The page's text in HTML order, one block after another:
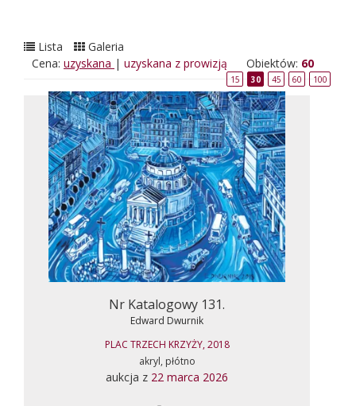
Lista
Galeria
Cena: uzyskana | uzyskana z prowizją Obiektów: 60
15 30 45 60 100
Nr Katalogowy 131.
Edward Dwurnik
PLAC TRZECH KRZYŻY, 2018
akryl, płótno
aukcja z 22 marca 2026